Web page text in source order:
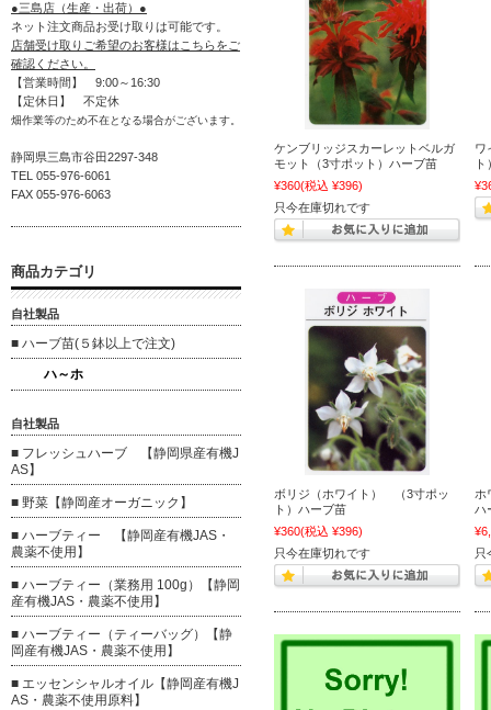
ケンブリッジスカーレットベルガ
モット（3寸ポット）ハーブ苗
¥360(税込 ¥396)
只今在庫切れです
ワ
ボリジ（ホワイト） （3寸ポッ
ト）ハーブ苗
¥360(税込 ¥396)
只今在庫切れです
ホ
ハ
只
●三島店（生産・出荷）●
ネット注文商品お受け取りは可能です。
店舗受け取りご希望のお客様はこちらをご
確認ください。
【営業時間】 9:00～16:30
【定休日】 不定休
畑作業等のため不在となる場合がございます。
静岡県三島市谷田2297-348
TEL 055-976-6061
FAX 055-976-6063
商品カテゴリ
自社製品
■ ハーブ苗(５鉢以上で注文)
ハ～ホ
自社製品
■ フレッシュハーブ 【静岡県産有機J
AS】
■ 野菜【静岡産オーガニック】
■ ハーブティー 【静岡産有機JAS・
農薬不使用】
■ ハーブティー（業務用 100g）【静岡
産有機JAS・農薬不使用】
■ ハーブティー（ティーバッグ）【静
岡産有機JAS・農薬不使用】
■ エッセンシャルオイル【静岡産有機J
AS・農薬不使用原料】